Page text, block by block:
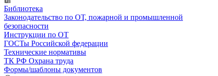
Библиотека
Законодательство по ОТ, пожарной и промышленной
безопасности
Инструкции по ОТ
ГОСТы Российской федерации
Технические нормативы
ТК РФ Охрана труда
Формы/шаблоны документов